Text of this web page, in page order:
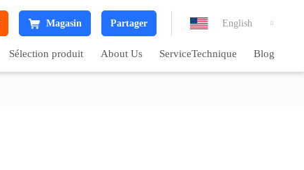
Magasin Partager English 
Sélection produit About Us ServiceTechnique Blog